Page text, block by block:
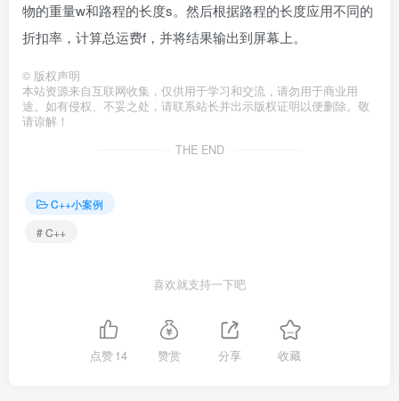
物的重量w和路程的长度s。然后根据路程的长度应用不同的
折扣率，计算总运费f，并将结果输出到屏幕上。
© 版权声明
本站资源来自互联网收集，仅供用于学习和交流，请勿用于商业用
途。如有侵权、不妥之处，请联系站长并出示版权证明以便删除。敬
请谅解！
THE END
C++小案例
# C++
喜欢就支持一下吧
点赞14 赞赏 分享 收藏